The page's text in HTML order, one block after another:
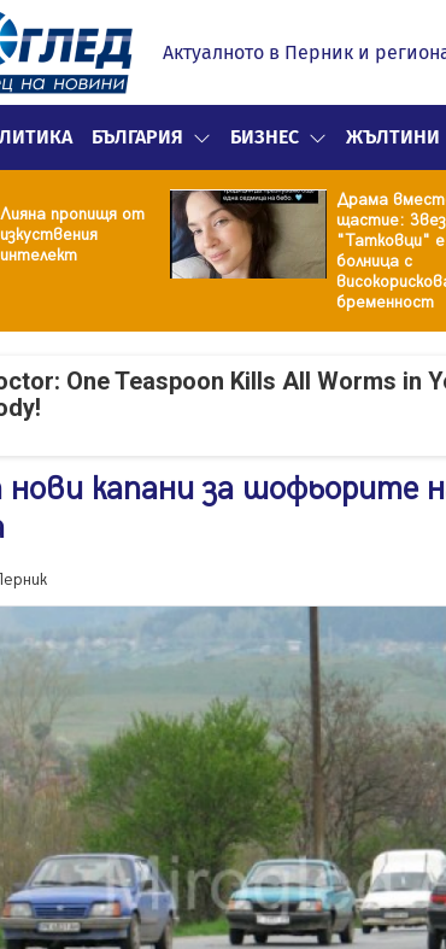
Актуалното в Перник и
БЪЛГАРИЯ БИЗНЕС ЖЪЛТИНИ
Лияна пропищя от
изкуствения
интелект
Драма
щастие:
"Татковци"
болница с
бременност
One Teaspoon Kills All Worms in
капани за шофьорите